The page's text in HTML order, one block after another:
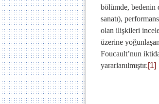
bölümde, bedenin
sanatı),
olan ilişkileri
üzerine
Foucault’nun
yararlanılmıştır.[1]